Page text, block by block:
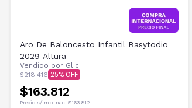
Aro De Baloncesto Infantil Basytodio
2029 Altura
Vendido por Glic
$218.416 25
$163.812
Precio s/imp. nac. $163.812